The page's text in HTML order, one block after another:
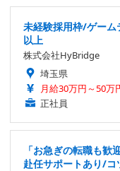
未経験採用枠/ゲー
以上
株式会社HyBridge
埼玉県
月給30万円～50万
正社員
「お急ぎの転職も
赴任サポートあり/